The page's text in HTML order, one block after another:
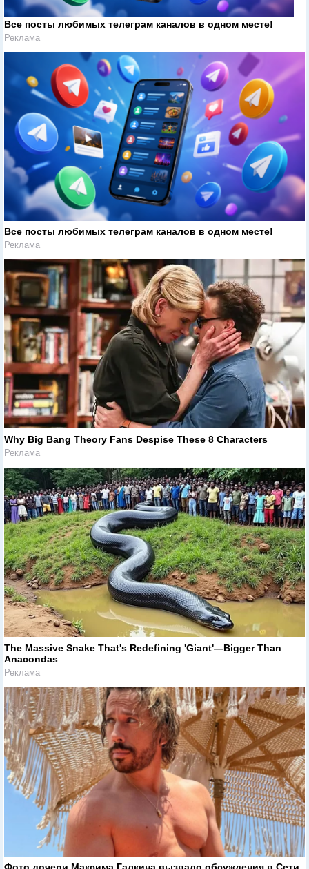
Все посты любимых телеграм каналов в одном месте!
Реклама
Все посты любимых телеграм каналов в одном месте!
Реклама
Why Big Bang Theory Fans Despise These 8 Characters
Реклама
The Massive Snake That's Redefining 'Giant'—Bigger Than
Anacondas
Реклама